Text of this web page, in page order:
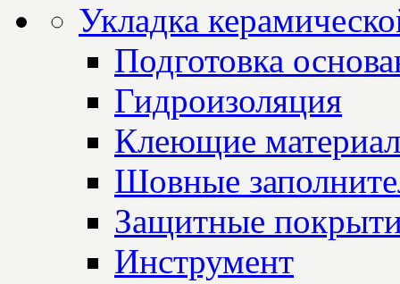
Укладка
Подготовка
Гидроизоляция
Клеющие
Шовные
Защитные
Инструмент